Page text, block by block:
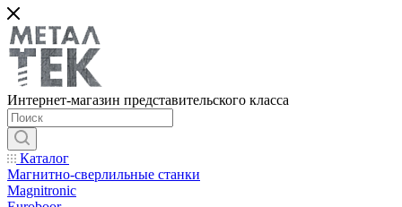
Интернет-магазин представительского класса
Каталог
Магнитно-сверлильные станки
Magnitronic